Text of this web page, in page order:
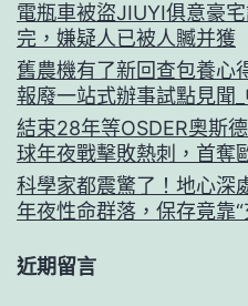
電瓶車被盜JIUYI俱意豪
完，嫌疑人已被人贓并獲
舊農機有了新回查包養
報廢一站式辦事試點見聞
結束28年等OSDER奧斯
球年夜戰擊敗熱刺，首奪
科學家都震驚了！地心深
年夜性命群落，保存竟靠“
近期留言